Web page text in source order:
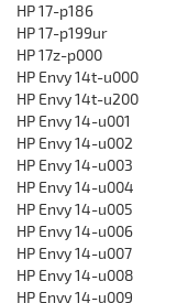
HP 17-p186
HP 17-p199ur
HP 17z-p000
HP Envy 14t-u000
HP Envy 14t-u200
HP Envy 14-u001
HP Envy 14-u002
HP Envy 14-u003
HP Envy 14-u004
HP Envy 14-u005
HP Envy 14-u006
HP Envy 14-u007
HP Envy 14-u008
HP Envy 14-u009